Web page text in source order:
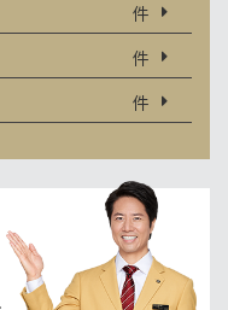
件
件
件